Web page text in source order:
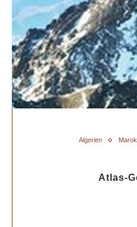
Algerien
Atlas-